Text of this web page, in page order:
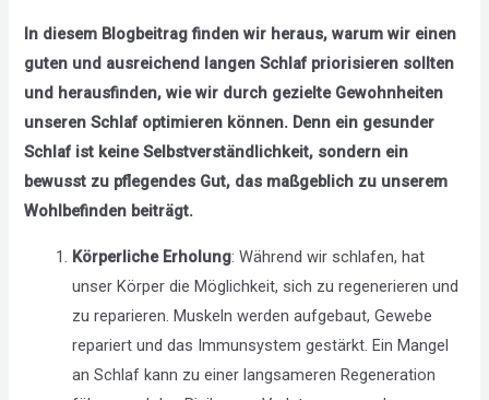
In diesem Blogbeitrag finden wir heraus, warum wir einen
guten und ausreichend langen Schlaf priorisieren sollten
und herausfinden, wie wir durch gezielte Gewohnheiten
unseren Schlaf optimieren können. Denn ein gesunder
Schlaf ist keine Selbstverständlichkeit, sondern ein
bewusst zu pflegendes Gut, das maßgeblich zu unserem
Wohlbefinden beiträgt.
Körperliche Erholung: Während wir schlafen, hat
unser Körper die Möglichkeit, sich zu regenerieren und
zu reparieren. Muskeln werden aufgebaut, Gewebe
repariert und das Immunsystem gestärkt. Ein Mangel
an Schlaf kann zu einer langsameren Regeneration